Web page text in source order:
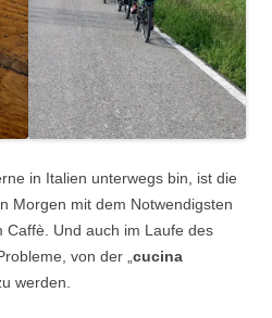
in Italien unterwegs bin, ist die
Morgen mit dem Notwendigsten
Und auch im Laufe des
von der „cucina
werden.